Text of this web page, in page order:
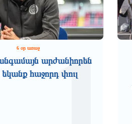
6 օր առաջ
արժանիորեն
եկանք հաջորդ փուլ